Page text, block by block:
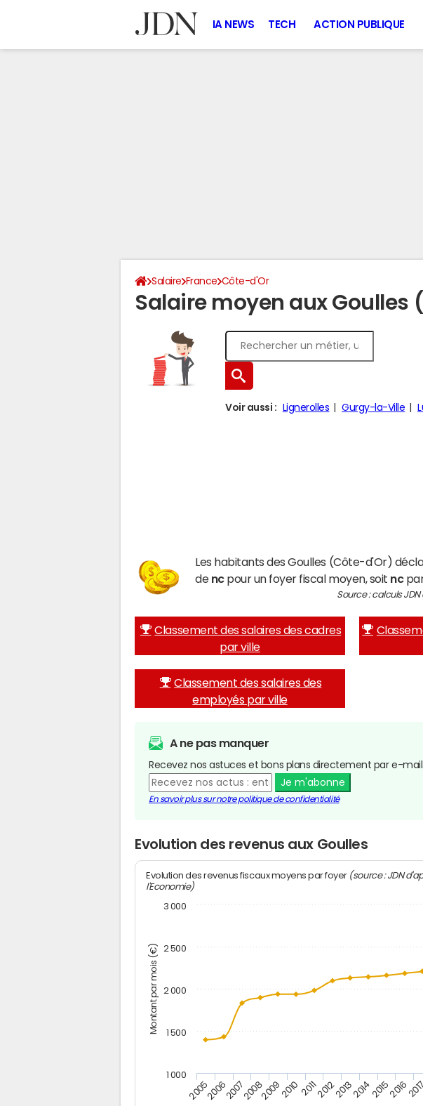
IA NEWS TECH ACTION PUBLIQUE
Salaire France Côte-d'Or
Salaire moyen aux Goulles
Voir aussi : Lignerolles Gurgy-la-Ville
Les habitants des Goulles (Côte-d'Or)
de ncpour un foyer fiscal moyen, soit nc
Source : calculs
Classement des salaires des cadres
par ville
Classement des salaires des
employés par ville
A ne pas manquer
Recevez nos astuces et bons plans directement par e-mail.
Je m'abonne
En savoir plus sur notre politique de confidentialité
Evolution des revenus aux Goulles
Montant par mois (€)
Evolution des revenus fiscaux moyens par foyer (source : JDN
l'Economie)
200520062007200820092010 2011201220132014201520162017
1 000
1 500
2 000
2 500
3 000